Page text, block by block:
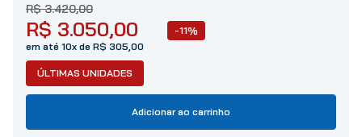
R$ 3.050,00
R$ 3.420,00
-11%
em até 10x de R$ 305,00
ÚLTIMAS UNIDADES
Adicionar ao carrinho
10º tinta